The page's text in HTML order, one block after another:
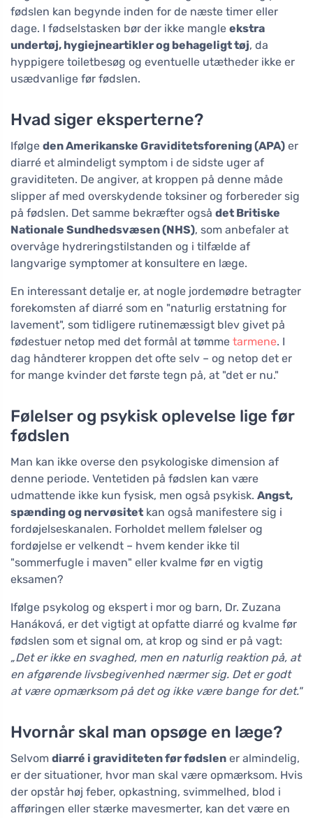
fødslen kan begynde inden for de næste timer eller
dage. I fødselstasken bør der ikke mangle ekstra
undertøj, hygiejneartikler og behageligt tøj, da
hyppigere toiletbesøg og eventuelle utætheder ikke er
usædvanlige før fødslen.
Hvad siger eksperterne?
Ifølge den Amerikanske Graviditetsforening (APA) er
diarré et almindeligt symptom i de sidste uger af
graviditeten. De angiver, at kroppen på denne måde
slipper af med overskydende toksiner og forbereder sig
på fødslen. Det samme bekræfter også det Britiske
Nationale Sundhedsvæsen (NHS), som anbefaler at
overvåge hydreringstilstanden og i tilfælde af
langvarige symptomer at konsultere en læge.
En interessant detalje er, at nogle jordemødre betragter
forekomsten af diarré som en "naturlig erstatning for
lavement", som tidligere rutinemæssigt blev givet på
fødestuer netop med det formål at tømme tarmene. I
dag håndterer kroppen det ofte selv – og netop det er
for mange kvinder det første tegn på, at "det er nu."
Følelser og psykisk oplevelse lige før
fødslen
Man kan ikke overse den psykologiske dimension af
denne periode. Ventetiden på fødslen kan være
udmattende ikke kun fysisk, men også psykisk. Angst,
spænding og nervøsitet kan også manifestere sig i
fordøjelseskanalen. Forholdet mellem følelser og
fordøjelse er velkendt – hvem kender ikke til
"sommerfugle i maven" eller kvalme før en vigtig
eksamen?
Ifølge psykolog og ekspert i mor og barn, Dr. Zuzana
Hanáková, er det vigtigt at opfatte diarré og kvalme før
fødslen som et signal om, at krop og sind er på vagt:
„Det er ikke en svaghed, men en naturlig reaktion på, at
en afgørende livsbegivenhed nærmer sig. Det er godt
at være opmærksom på det og ikke være bange for det."
Hvornår skal man opsøge en læge?
Selvom diarré i graviditeten før fødslen er almindelig,
er der situationer, hvor man skal være opmærksom. Hvis
der opstår høj feber, opkastning, svimmelhed, blod i
afføringen eller stærke mavesmerter, kan det være en